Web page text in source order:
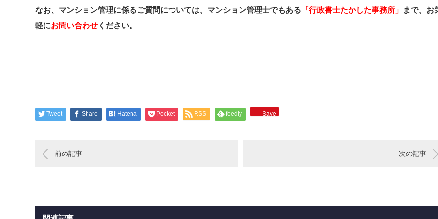
なお、マンション管理に係るご質問については、マンション管理士でもある 「行政書士たかした事務所」
まで、お
軽にお問い合わせ ください。
Tweet Share Hatena Pocket RSS feedly Save
前の記事 次の記事